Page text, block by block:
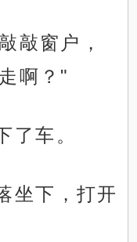
敲窗户，
啊？"
了车。
坐下，打开